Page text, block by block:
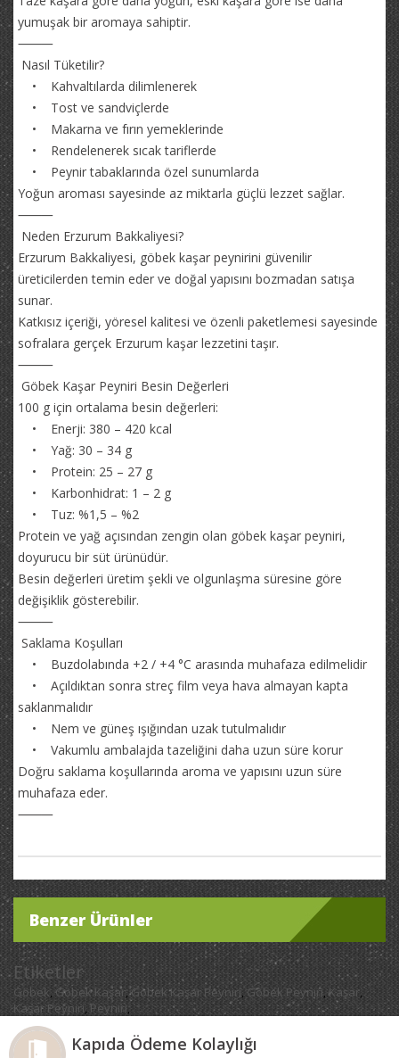
yumuşak bir aromaya sahiptir.
⸻
Nasıl Tüketilir?
• Kahvaltılarda dilimlenerek
• Tost ve sandviçlerde
• Makarna ve fırın yemeklerinde
• Rendelenerek sıcak tariflerde
• Peynir tabaklarında özel sunumlarda
Yoğun aroması sayesinde az miktarla güçlü lezzet sağlar.
⸻
Neden Erzurum Bakkaliyesi?
Erzurum Bakkaliyesi, göbek kaşar peynirini güvenilir
üreticilerden temin eder ve doğal yapısını bozmadan satışa
sunar.
Katkısız içeriği, yöresel kalitesi ve özenli paketlemesi sayesinde
sofralara gerçek Erzurum kaşar lezzetini taşır.
⸻
Göbek Kaşar Peyniri Besin Değerleri
100 g için ortalama besin değerleri:
• Enerji: 380 – 420 kcal
• Yağ: 30 – 34 g
• Protein: 25 – 27 g
• Karbonhidrat: 1 – 2 g
• Tuz: %1,5 – %2
Protein ve yağ açısından zengin olan göbek kaşar peyniri,
doyurucu bir süt ürünüdür.
Besin değerleri üretim şekli ve olgunlaşma süresine göre
değişiklik gösterebilir.
⸻
Saklama Koşulları
• Buzdolabında +2 / +4 °C arasında muhafaza edilmelidir
• Açıldıktan sonra streç film veya hava almayan kapta
saklanmalıdır
• Nem ve güneş ışığından uzak tutulmalıdır
• Vakumlu ambalajda tazeliğini daha uzun süre korur
Doğru saklama koşullarında aroma ve yapısını uzun süre
muhafaza eder.
⸻
Benzer Ürünler
Etiketler
Göbek, Göbek Kaşar, Göbek Kaşar Peyniri,Göbek Peyniri, Kaşar,
Kaşar Peyniri,Peyniri,
Kapıda Ödeme Kolaylığı